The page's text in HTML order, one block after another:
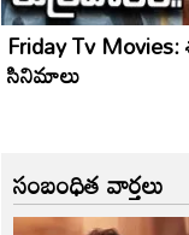
Friday Tv Movies:
సినిమాలు
సంబంధిత వార్తలు